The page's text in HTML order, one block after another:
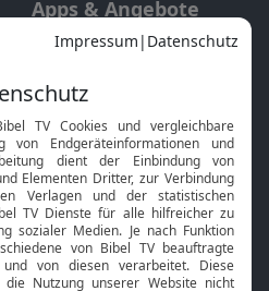
Apps & Angebote
Mobile App
Smart TV
HbbTV
Bibelthek Online-Bibel
Nächster Gottesdienst